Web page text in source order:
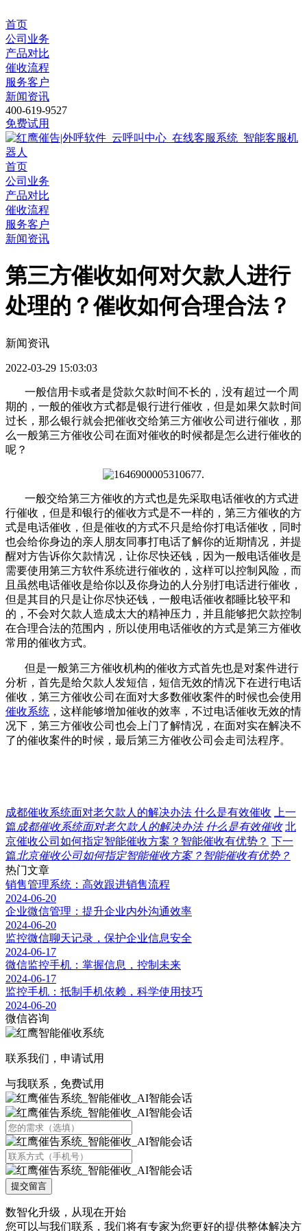
首页
公司业务
产品对比
催收流程
服务客户
新闻资讯
400-619-9527
免费试用
首页
公司业务
产品对比
催收流程
服务客户
新闻资讯
第三方催收如何对欠款人进行
处理的？催收如何合理合法？
新闻资讯
2022-03-29 15:03:03
一般信用卡或者是贷款欠款时间不长的，没有超过一个周
期的，一般的催收方式都是银行进行催收，但是如果欠款时间
过长，那么银行就会把催收交给第三方催收公司进行催收，那
么一般第三方催收公司在面对催收的时候都是怎么进行催收的
呢？
一般交给第三方催收的方式也是先采取电话催收的方式进
行催收，但是和银行的催收方式是不一样的，第三方催收的方
式是电话催收，但是催收的方式不只是给你打电话催收，同时
也会给你身边的亲人朋友同事打电话了解你的近期情况，并提
醒对方告诉你欠款情况，让你尽快还钱，因为一般电话催收是
需要使用第三方软件系统进行催收的，这样可以控制风险，而
且虽然电话催收是给你以及你身边的人分别打电话进行催收，
但是其目的只是让你尽快还钱，一般电话催收都睡比较平和
的，不会对欠款人造成太大的精神压力，并且能够把欠款控制
在合理合法的范围内，所以使用电话催收的方式是第三方催收
常用的催收方式。
但是一般第三方催收机构的催收方式首先也是对案件进行
分析，首先是给欠款人发短信，短信无效的情况下在进行电话
催收，第三方催收公司在面对大多数催收案件的时候也会使用
催收系统 ，这样能够增加催收的效率，不过电话催收无效的情
况下，第三方催收公司也会上门了解情况，在面对实在解决不
了的催收案件的时候，最后第三方催收公司会走司法程序。
成都催收系统面对老欠款人的解决办法 什么是有效催收
上一
篇成都催收系统面对老欠款人的解决办法 什么是有效催收 北
京催收公司如何指定智能催收方案？智能催收有优势？ 下一
篇北京催收公司如何指定智能催收方案？智能催收有优势？
热门文章
销售管理系统：高效跟进销售流程
2024-06-20
企业微信管理：提升企业内外沟通效率
2024-06-20
监控微信聊天记录，保护企业信息安全
2024-06-17
微信监控手机：掌握信息，控制未来
2024-06-17
监控手机：抵制手机依赖，科学使用技巧
2024-06-20
微信咨询
联系我们，申请试用
与我联系，免费试用
提交留言
数智化升级，从现在开始
您可以与我们联系，我们将有专家为您更好的提供整体解决方